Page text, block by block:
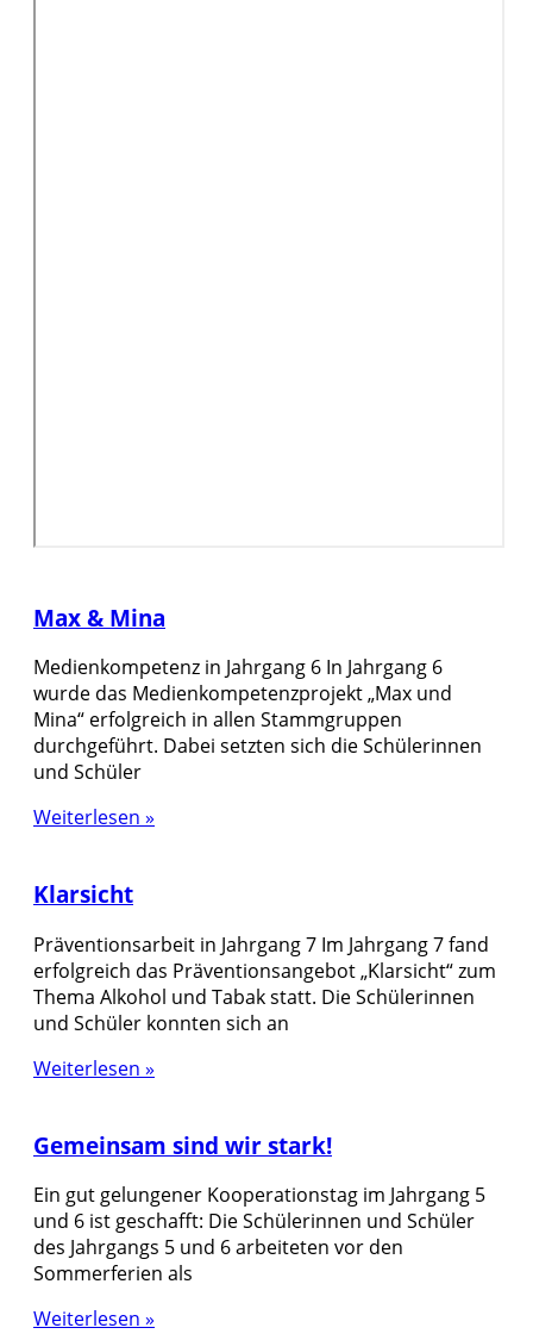
Max & Mina
Medienkompetenz in Jahrgang 6 In Jahrgang 6
wurde das Medienkompetenzprojekt „Max und
Mina“ erfolgreich in allen Stammgruppen
durchgeführt. Dabei setzten sich die Schülerinnen
und Schüler
Weiterlesen »
Klarsicht
Präventionsarbeit in Jahrgang 7 Im Jahrgang 7 fand
erfolgreich das Präventionsangebot „Klarsicht“ zum
Thema Alkohol und Tabak statt. Die Schülerinnen
und Schüler konnten sich an
Weiterlesen »
Gemeinsam sind wir stark!
Ein gut gelungener Kooperationstag im Jahrgang 5
und 6 ist geschafft: Die Schülerinnen und Schüler
des Jahrgangs 5 und 6 arbeiteten vor den
Sommerferien als
Weiterlesen »